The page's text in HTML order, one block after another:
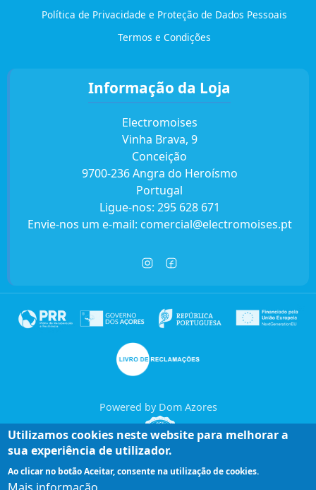
Política de Privacidade e Proteção de Dados Pessoais
Termos e Condições
Informação da Loja
Electromoises
Vinha Brava, 9
Conceição
9700-236 Angra do Heroísmo
Portugal
Ligue-nos: 295 628 671
Envie-nos um e-mail: comercial@electromoises.pt
Powered by Dom Azores
Utilizamos cookies neste website para melhorar a
sua experiência de utilizador.
Ao clicar no botão Aceitar, consente na utilização de cookies.